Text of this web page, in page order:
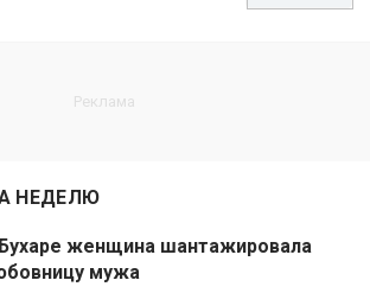
НЕДЕЛЮ
женщина шантажировала
мужа